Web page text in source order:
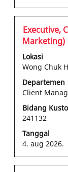
Jabatan
Executive,
Marketing)
Lokasi
Wong Chuk
Departemen
Client
Bidang
241132
Tanggal
4. aug 2026.
Pilih
dengan
bilah
spasi
untuk
melihat
konten
lengkap
informasi
pekerjaan
tersebut.